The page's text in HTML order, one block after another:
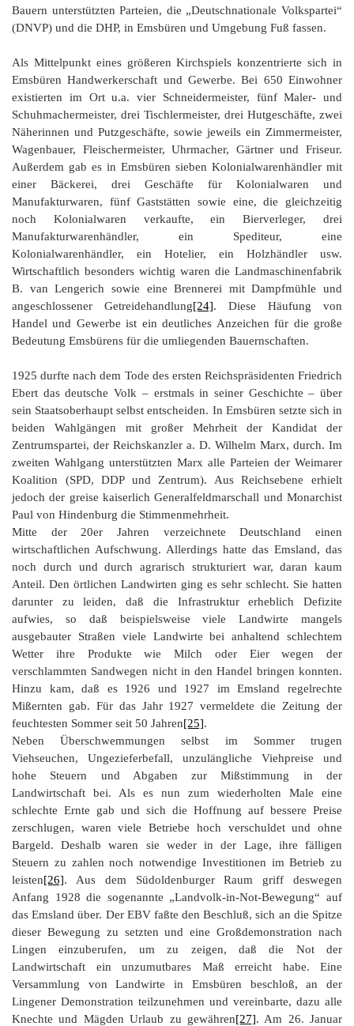
Bauern unterstützten Parteien, die „Deutschnationale Volkspartei“
(DNVP) und die DHP, in Emsbüren und Umgebung Fuß fassen.
Als Mittelpunkt eines größeren Kirchspiels konzentrierte sich in
Emsbüren Handwerkerschaft und Gewerbe. Bei 650 Einwohner
existierten im Ort u.a. vier Schneidermeister, fünf Maler- und
Schuhmachermeister, drei Tischlermeister, drei Hutgeschäfte, zwei
Näherinnen und Putzgeschäfte, sowie jeweils ein Zimmermeister,
Wagenbauer, Fleischermeister, Uhrmacher, Gärtner und Friseur.
Außerdem gab es in Emsbüren sieben Kolonialwarenhändler mit
einer Bäckerei, drei Geschäfte für Kolonialwaren und
Manufakturwaren, fünf Gaststätten sowie eine, die gleichzeitig
noch Kolonialwaren verkaufte, ein Bierverleger, drei
Manufakturwarenhändler, ein Spediteur, eine
Kolonialwarenhändler, ein Hotelier, ein Holzhändler usw.
Wirtschaftlich besonders wichtig waren die Landmaschinenfabrik
B. van Lengerich sowie eine Brennerei mit Dampfmühle und
angeschlossener Getreidehandlung[24]. Diese Häufung von
Handel und Gewerbe ist ein deutliches Anzeichen für die große
Bedeutung Emsbürens für die umliegenden Bauernschaften.
1925 durfte nach dem Tode des ersten Reichspräsidenten Friedrich
Ebert das deutsche Volk – erstmals in seiner Geschichte – über
sein Staatsoberhaupt selbst entscheiden. In Emsbüren setzte sich in
beiden Wahlgängen mit großer Mehrheit der Kandidat der
Zentrumspartei, der Reichskanzler a. D. Wilhelm Marx, durch. Im
zweiten Wahlgang unterstützten Marx alle Parteien der Weimarer
Koalition (SPD, DDP und Zentrum). Aus Reichsebene erhielt
jedoch der greise kaiserlich Generalfeldmarschall und Monarchist
Paul von Hindenburg die Stimmenmehrheit.
Mitte der 20er Jahren verzeichnete Deutschland einen
wirtschaftlichen Aufschwung. Allerdings hatte das Emsland, das
noch durch und durch agrarisch strukturiert war, daran kaum
Anteil. Den örtlichen Landwirten ging es sehr schlecht. Sie hatten
darunter zu leiden, daß die Infrastruktur erheblich Defizite
aufwies, so daß beispielsweise viele Landwirte mangels
ausgebauter Straßen viele Landwirte bei anhaltend schlechtem
Wetter ihre Produkte wie Milch oder Eier wegen der
verschlammten Sandwegen nicht in den Handel bringen konnten.
Hinzu kam, daß es 1926 und 1927 im Emsland regelrechte
Mißernten gab. Für das Jahr 1927 vermeldete die Zeitung der
feuchtesten Sommer seit 50 Jahren[25].
Neben Überschwemmungen selbst im Sommer trugen
Viehseuchen, Ungezieferbefall, unzulängliche Viehpreise und
hohe Steuern und Abgaben zur Mißstimmung in der
Landwirtschaft bei. Als es nun zum wiederholten Male eine
schlechte Ernte gab und sich die Hoffnung auf bessere Preise
zerschlugen, waren viele Betriebe hoch verschuldet und ohne
Bargeld. Deshalb waren sie weder in der Lage, ihre fälligen
Steuern zu zahlen noch notwendige Investitionen im Betrieb zu
leisten[26]. Aus dem Südoldenburger Raum griff deswegen
Anfang 1928 die sogenannte „Landvolk-in-Not-Bewegung“ auf
das Emsland über. Der EBV faßte den Beschluß, sich an die Spitze
dieser Bewegung zu setzten und eine Großdemonstration nach
Lingen einzuberufen, um zu zeigen, daß die Not der
Landwirtschaft ein unzumutbares Maß erreicht habe. Eine
Versammlung von Landwirte in Emsbüren beschloß, an der
Lingener Demonstration teilzunehmen und vereinbarte, dazu alle
Knechte und Mägden Urlaub zu gewähren[27]. Am 26. Januar